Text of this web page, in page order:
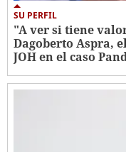
SU PERFIL
"A ver si tiene
Dagoberto Aspra,
JOH en el caso